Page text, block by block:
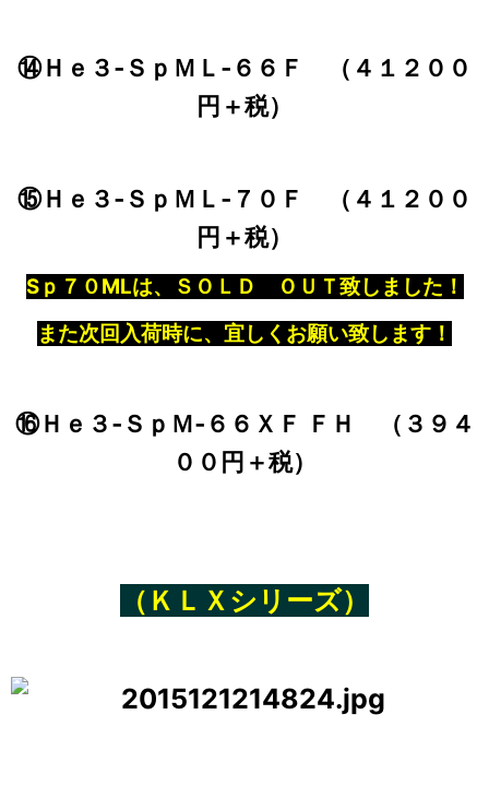
⑭Ｈｅ３‐ＳｐＭＬ‐６６Ｆ （４１２００
円＋税）
⑮Ｈｅ３‐ＳｐＭＬ‐７０Ｆ （４１２００
円＋税）
Sｐ７０MLは、ＳＯＬＤ ＯＵＴ致しました！
また次回入荷時に、宜しくお願い致します！
⑯Ｈｅ３‐ＳｐＭ‐６６ＸＦ ＦＨ （３９４
００円＋税）
（ＫＬＸシリーズ）